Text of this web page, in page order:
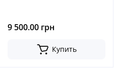
9 500.00 грн
Купить